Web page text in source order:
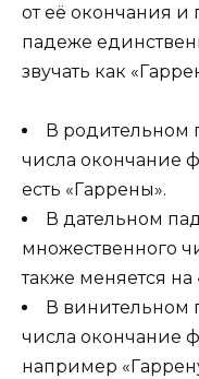
от её окончания
падеже
звучать как
В родительном
числа окончание
есть «Гаррены».
В дательном
множественного
также меняется на
В винительном
числа окончание
например